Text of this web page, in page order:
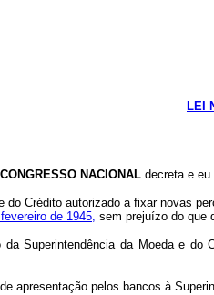
LEI
CONGRESSO NACIONAL decreta e
do Crédito autorizado a fixar novas
de 1945, sem prejuízo do que
Superintendência da Moeda e
apresentação pelos bancos à